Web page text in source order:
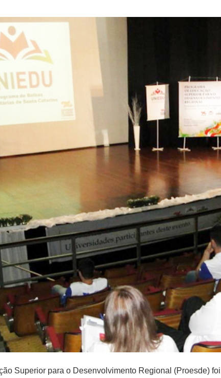
Superior para o Desenvolvimento Regional (Proesde)